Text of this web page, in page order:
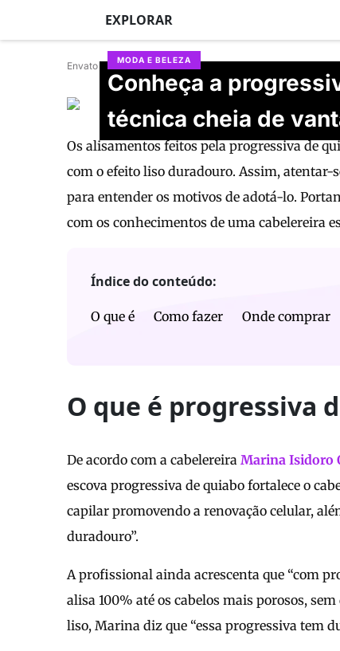
EXPLORAR
MODA E BELEZA
Conheça a
técnica cheia de
Envato
Daniela Marques
Atualizado em 28/06/2026
Os alisamentos feitos pela progressiva de
com o efeito liso duradouro. Assim, atentar-
para entender os motivos de adotá-lo.
com os conhecimentos de uma cabelereira
Índice do conteúdo:
O que é Como fazer Onde comprar
O que é progressiva
De acordo com a cabelereira Marina Isidoro
escova progressiva de quiabo fortalece o
capilar promovendo a renovação celular,
duradouro”.
A profissional ainda acrescenta que “com
alisa 100% até os cabelos mais porosos,
liso, Marina diz que “essa progressiva tem